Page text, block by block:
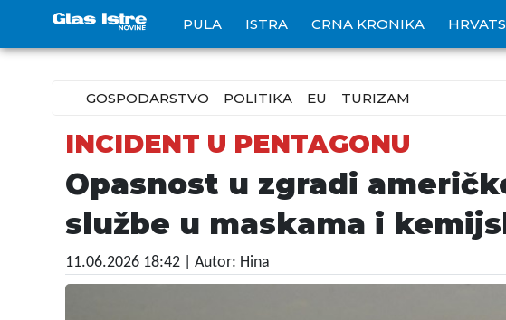
PULA ISTRA CRNA KRONIKA
GOSPODARSTVO POLITIKA EU TURIZAM
INCIDENT U PENTAGONU
Opasnost u zgradi
službe u maskama i
11.06.2026 18:42 | Autor: Hina